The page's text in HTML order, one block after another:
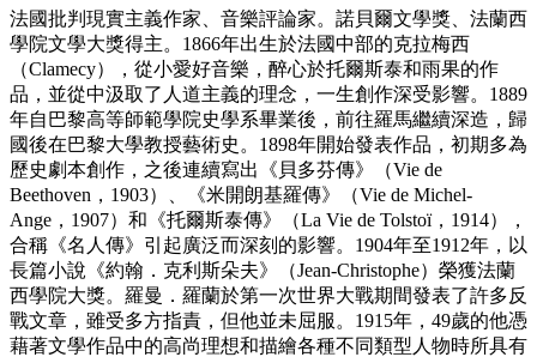
法國批判現實主義作家、音樂評論家。諾貝爾文學獎、法蘭西
學院文學大獎得主。1866年出生於法國中部的克拉梅西
（Clamecy），從小愛好音樂，醉心於托爾斯泰和雨果的作
品，並從中汲取了人道主義的理念，一生創作深受影響。1889
年自巴黎高等師範學院史學系畢業後，前往羅馬繼續深造，歸
國後在巴黎大學教授藝術史。1898年開始發表作品，初期多為
歷史劇本創作，之後連續寫出《貝多芬傳》（Vie de
Beethoven，1903）、《米開朗基羅傳》（Vie de Michel-
Ange，1907）和《托爾斯泰傳》（La Vie de Tolstoï，1914），
合稱《名人傳》引起廣泛而深刻的影響。1904年至1912年，以
長篇小說《約翰．克利斯朵夫》（Jean-Christophe）榮獲法蘭
西學院大獎。羅曼．羅蘭於第一次世界大戰期間發表了許多反
戰文章，雖受多方指責，但他並未屈服。1915年，49歲的他憑
藉著文學作品中的高尚理想和描繪各種不同類型人物時所具有